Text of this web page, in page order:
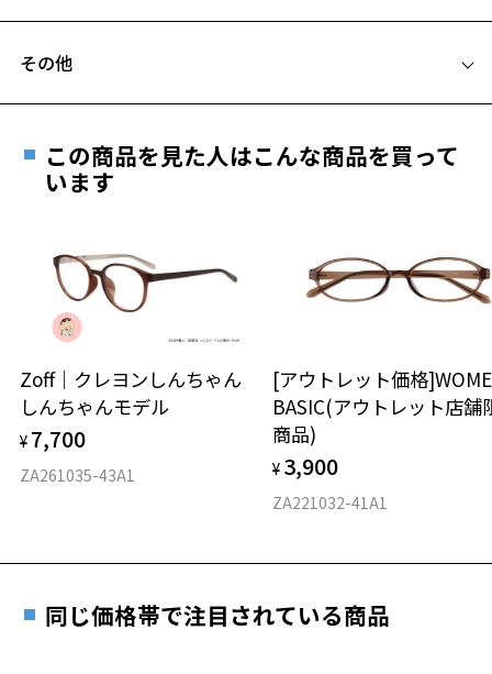
お気に入りに追加済です。
仕上がり寸法
D 仕上がりの横幅：約140mm
9.7g
フレームとレンズの合計料金を知りたい方へ
安心1 フレーム１年間品質保証
きます。
※保証期間内に交換が行われた場合、保証期間は初期の期間から
延長されません。
安心2 視力測定無料
視力の変化を早めに発見するために、定期的な視
力測定をおすすめいたします。
安心3 かかり具合調整無料
す。
その他
ご希望のお客さまは、「レンズ交換券」をお選びのうえ、
最寄りのZoff実店舗にてレンズをお買い求めください。
※サングラスやパッケージ品では「レンズ交換券」はお選び
談ください。
＜メガネの度数情報がわからない方へ＞
オンラインストアでフレームのみ購入して、
実店舗で度付きにできます
ご購入時に「レンズ交換券」をお選びいただくと、実店舗で
度数を測定のうえ、度付きレンズ（標準セットレンズ）へ無
お近くのZoff実店舗にて度数を測定いただけます（無料）。
その際は記入用紙をダウンロードしてお使いください。
この商品を見た人はこんな商品を買って
います
Zoff｜クレヨンしんちゃん
しんちゃんモデル
¥ 7,700
ZA261035-43A1
[アウトレット価格
BASIC(アウトレット店舗
商品)
¥ 3,900
ZA221032-41A1
同じ価格帯で注目されている商品